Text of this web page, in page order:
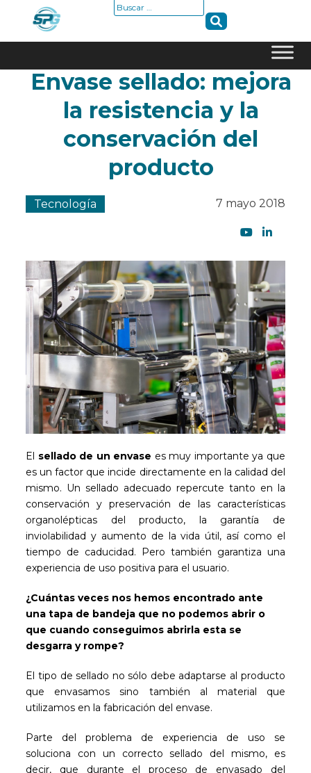
Buscar:
Envase sellado: mejora
la resistencia y la
conservación del
producto
Tecnología 7 mayo 2018
El sellado de un envase es muy importante ya que
es un factor que incide directamente en la calidad del
mismo. Un sellado adecuado repercute tanto en la
conservación y preservación de las características
organolépticas del producto, la garantía de
inviolabilidad y aumento de la vida útil, así como el
tiempo de caducidad. Pero también garantiza una
experiencia de uso positiva para el usuario.
¿Cuántas veces nos hemos encontrado ante
una tapa de bandeja que no podemos abrir o
que cuando conseguimos abrirla esta se
desgarra y rompe?
El tipo de sellado no sólo debe adaptarse al producto
que envasamos sino también al material que
utilizamos en la fabricación del envase.
Parte del problema de experiencia de uso se
soluciona con un correcto sellado del mismo, es
decir, que durante el proceso de envasado del